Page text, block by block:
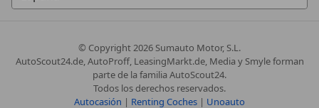
© Copyright2026 Sumauto Motor, S.L.
AutoScout24.de, AutoProff, LeasingMarkt.de, Media y Smyle forman
parte de la familia AutoScout24.
Todos los derechos reservados.
Autocasión | Renting Coches | Unoauto